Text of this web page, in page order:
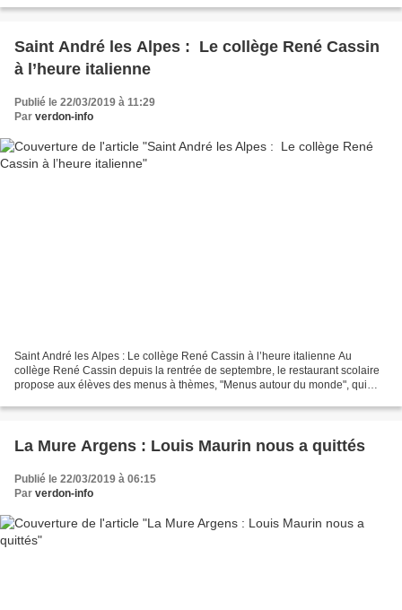
Saint André les Alpes : Le collège René Cassin
à l’heure italienne
Publié le 22/03/2019 à 11:29
Par verdon-info
Saint André les Alpes : Le collège René Cassin à l’heure italienne Au
collège René Cassin depuis la rentrée de septembre, le restaurant scolaire
propose aux élèves des menus à thèmes, "Menus autour du monde", qui
La Mure Argens : Louis Maurin nous a quittés
Publié le 22/03/2019 à 06:15
Par verdon-info